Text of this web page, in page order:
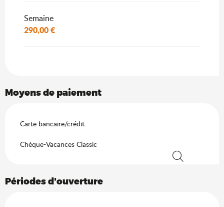
Semaine
290,00 €
Moyens de paiement
Carte bancaire/crédit
Chèque-Vacances Classic
Périodes d'ouverture